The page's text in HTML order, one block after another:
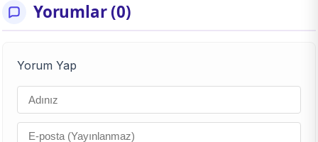
Yorumlar (0)
Yorum Yap